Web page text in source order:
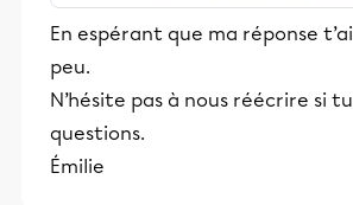
stimulants, Alloprof
et leurs parents dans la
En espérant que ma réponse
peu.
N’hésite pas à nous réécrire si
questions.
Émilie